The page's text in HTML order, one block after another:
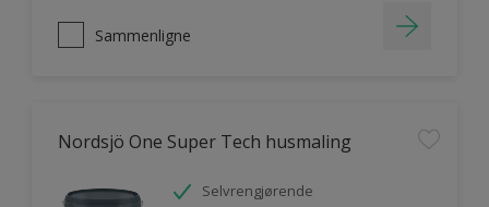
Sammenligne
Nordsjö One Super Tech husmaling
Selvrengjørende